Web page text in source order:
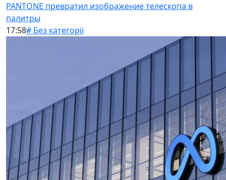
PANTONE превратил изображение телескопа в
палитры
17:58# Без категорії